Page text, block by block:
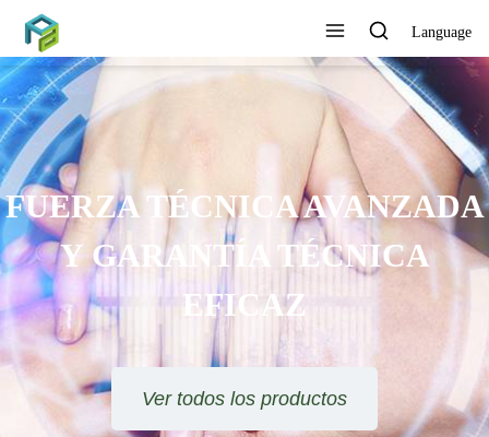
Language
FUERZA TÉCNICA AVANZADA
Y GARANTÍA TÉCNICA
EFICAZ
Ver todos los productos